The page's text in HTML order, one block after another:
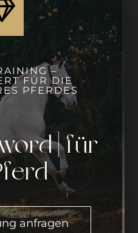
–
FÜR DIE B
PFERDES
für
anfragen